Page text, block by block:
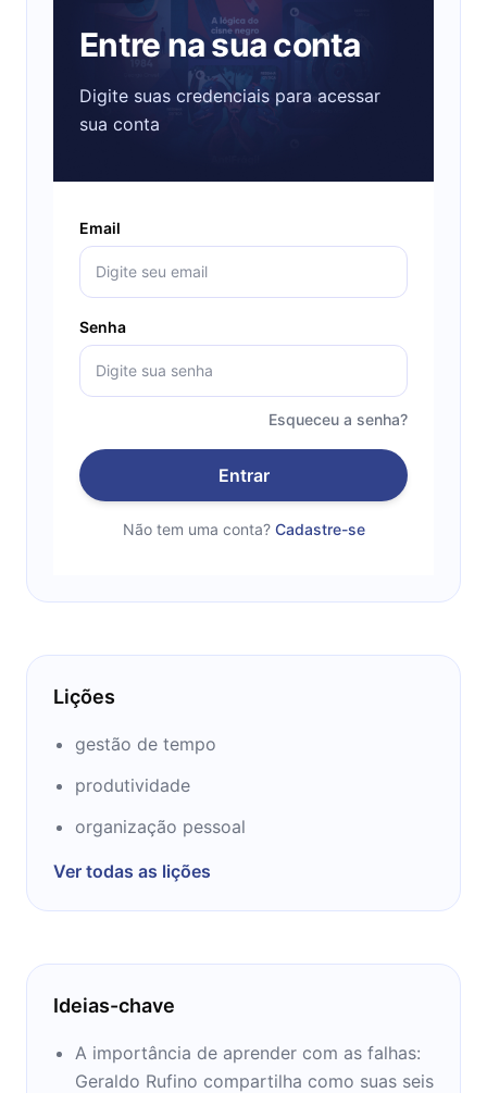
Entre na sua conta
Digite suas credenciais para acessar
sua conta
Email
Senha
Esqueceu a senha?
Entrar
Não tem uma conta? Cadastre-se
Lições
gestão de tempo
produtividade
organização pessoal
Ver todas as lições
Ideias-chave
A importância de aprender com as falhas:
Geraldo Rufino compartilha como suas seis